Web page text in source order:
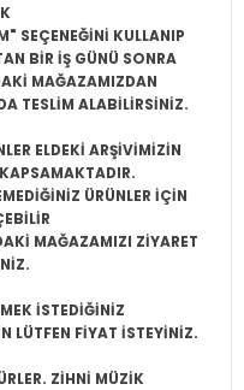
SEÇENEĞİNİ KULLANIP
BİR İŞ GÜNÜ SONRA
MAĞAZAMIZDAN
TESLİM ALABİLİRSİNİZ.
ELDEKİ ARŞİVİMİZİN
ÜRÜNLER İÇİN
MAĞAZAMIZI ZİYARET
İSTEDİĞİNİZ
LÜTFEN FİYAT İSTEYİNİZ.
ZİHNİ MÜZİK